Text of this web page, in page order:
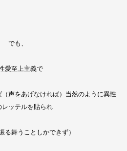
でも、
愛至上主義で
声をあげなければ）当然のように異性
レッテルを貼られ
る舞うことしかできず）